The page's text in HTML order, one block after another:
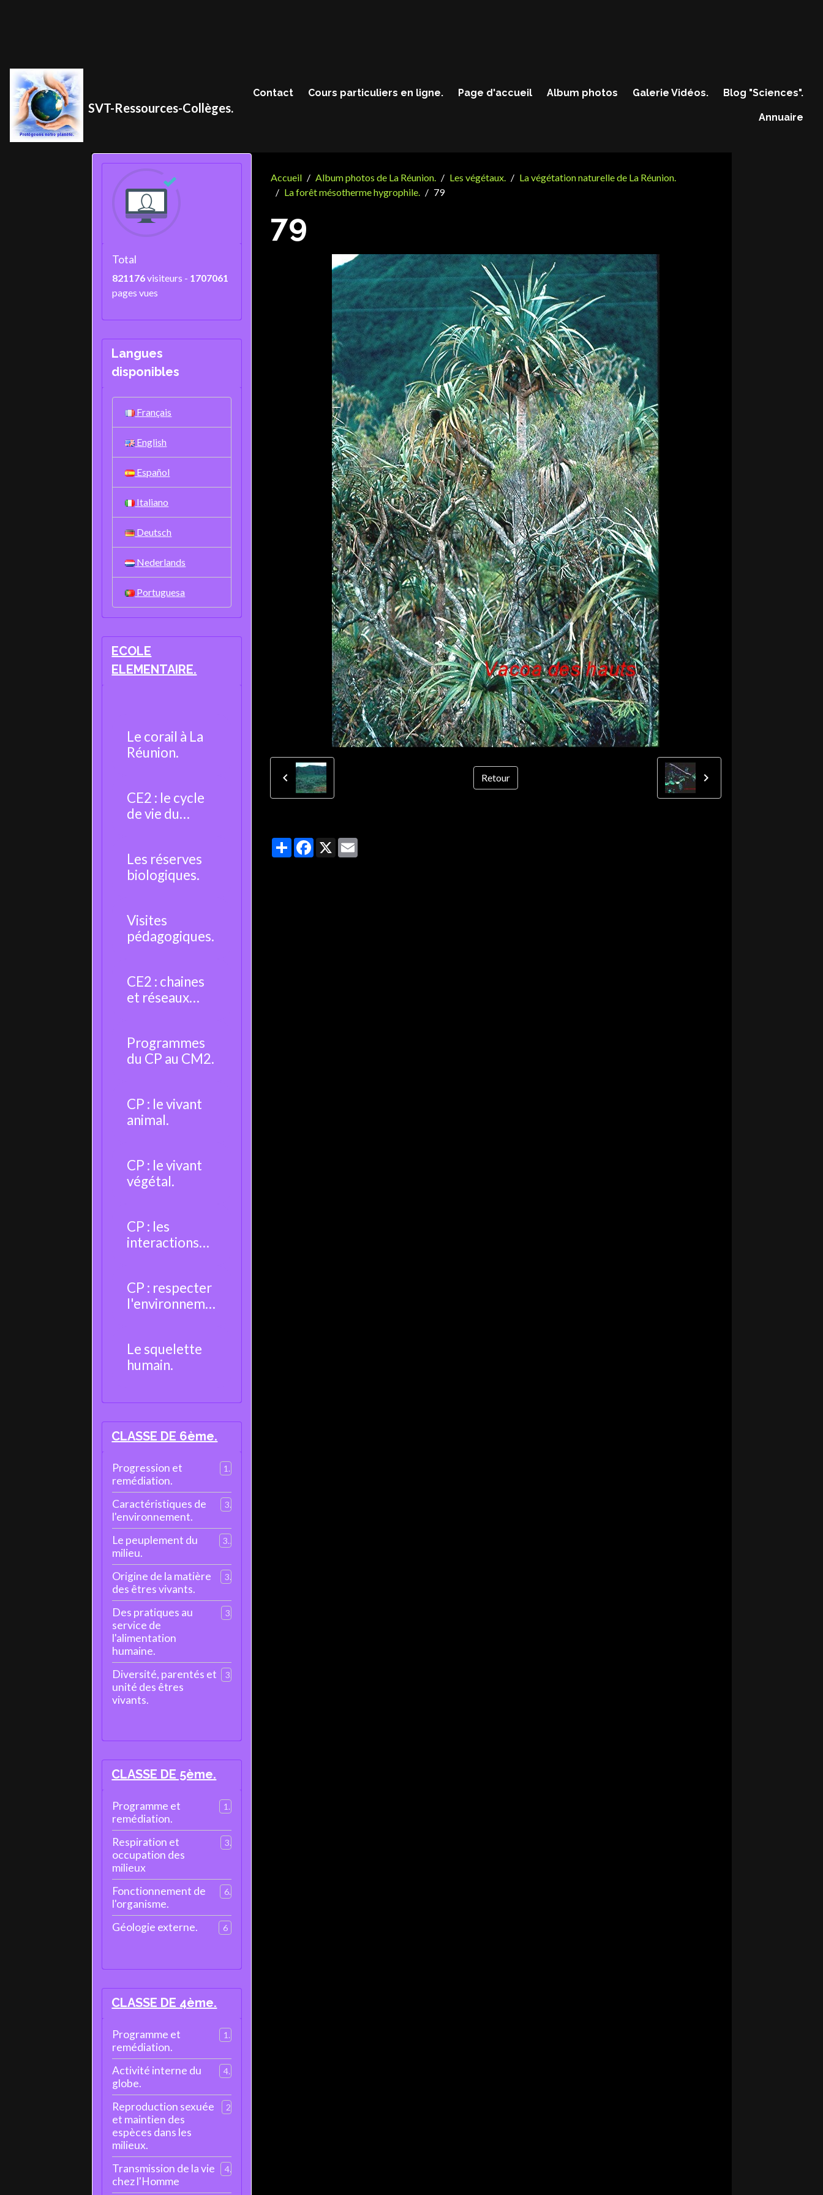
SVT-Ressources-Collèges.
Contact Cours particuliers en ligne. Page d'accueil Album photos Galerie Vidéos. Blog "Sciences".
Annuaire
Accueil Album photos de La Réunion. Les végétaux.
La végétation naturelle de La Réunion.
La forêt mésotherme hygrophile.
79
79
Retour
PartagerFacebook
X
Total
821176visiteurs - 1707061
pages vues
Langues
disponibles
Français
English
Español
Italiano
Deutsch
Nederlands
Portuguesa
ECOLE
ELEMENTAIRE.
Le corail à La
Réunion.
CE2 : le cycle
de vie du
Les réserves
biologiques.
Visites
pédagogiques.
CE2 : chaines
et réseaux
Programmes
du CP au CM2.
CP : le vivant
animal.
CP : le vivant
végétal.
CP : les
interactions
CP : respecter
l'environneme
Le squelette
humain.
CLASSE DE 6ème.
Progression et
remédiation.
1
Caractéristiques de
l'environnement.
3
Le peuplement du
milieu.
3
Origine de la matière
des êtres vivants.
3
Des pratiques au
service de
l'alimentation
humaine.
Diversité, parentés et
unité des êtres
vivants.
CLASSE DE 5ème.
Programme et
remédiation.
1
Respiration et
occupation des
milieux
3
Fonctionnement de
l'organisme.
6
Géologie externe. 6
CLASSE DE 4ème.
Programme et
remédiation.
1
Activité interne du
globe.
4
Reproduction sexuée
et maintien des
espèces dans les
milieux.
Transmission de la vie
chez l'Homme
4